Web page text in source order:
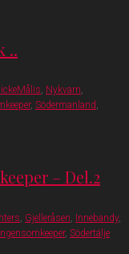
..
, Nykvarn,
, Södermanland,
– Del.2
Gjelleråsen Innebandy,
, Södertälje